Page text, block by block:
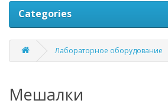
Categories
Лабораторное оборудование
Мешалки